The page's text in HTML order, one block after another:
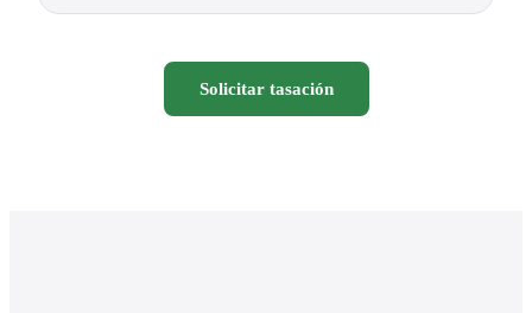
Solicitar tasación